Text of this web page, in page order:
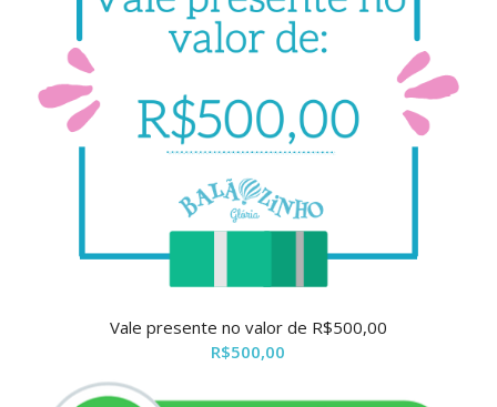
Vale presente no valor de R$500,00
R$500,00